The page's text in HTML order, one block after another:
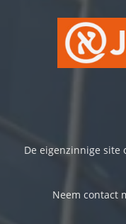
De eigenzinnige site
Neem contact